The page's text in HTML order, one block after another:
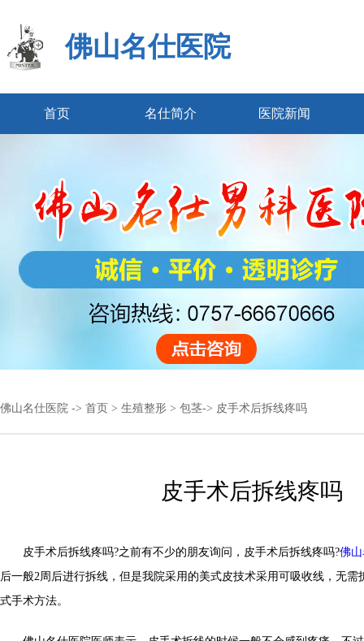
佛山名仕医院
首页 名仕简介 医院新闻
佛山名仕医院 -> 首页 > 生殖整形 > 包茎-> 皮手术后拆线疼吗
皮手术后拆线疼吗
皮手术后拆线疼吗?之前有不少的朋友询问，皮手术后拆线疼吗?佛
后一般2周后进行拆线，但是我院采用的美式皮技术采用可吸收线，无需
式手术方法。